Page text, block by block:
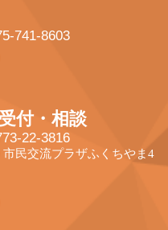
741-8603
付・相談
22-3816
民交流プラザふくちやま4